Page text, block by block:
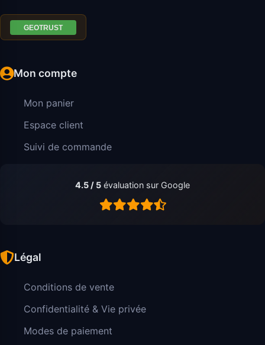
Mon compte
Mon panier
Espace client
Suivi de commande
4.5 / 5 évaluation sur Google
Légal
Conditions de vente
Confidentialité & Vie privée
Modes de paiement